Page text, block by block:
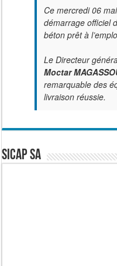
Ce mercredi 06
démarrage officiel
béton prêt à
Le Directeur
Moctar
remarquable des
livraison réussie.
SICAP SA